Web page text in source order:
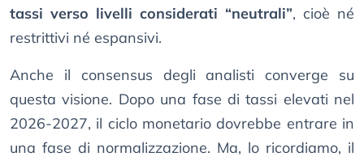
tassi verso livelli considerati “neutrali”, cioè né
restrittivi né espansivi.
Anche il consensus degli analisti converge su
questa visione. Dopo una fase di tassi elevati nel
2026-2027, il ciclo monetario dovrebbe entrare in
una fase di normalizzazione. Ma, lo ricordiamo, il